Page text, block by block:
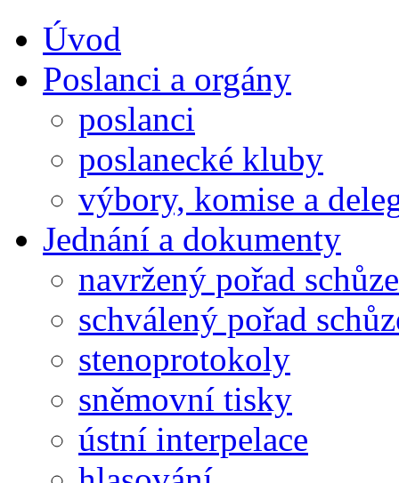
Úvod
Poslanci a orgány
poslanci
poslanecké kluby
výbory, komise a
Jednání a dokumenty
navržený pořad schůze
schválený pořad
stenoprotokoly
sněmovní tisky
ústní interpelace